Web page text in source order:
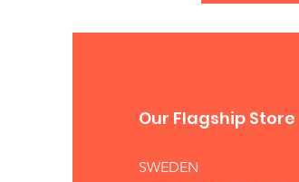
Our Flagship Store
SWEDEN